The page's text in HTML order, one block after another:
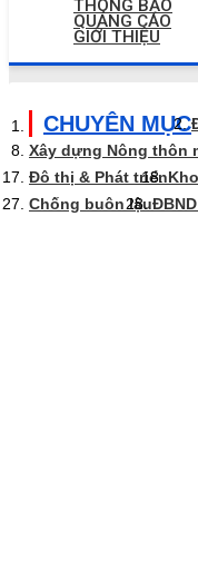
THÔNG BÁO
QUẢNG CÁO
GIỚI THIỆU
CHUYÊN MỤC
Xây dựng Nông thôn
Đô thị & Phát triển
Chống buôn lậu